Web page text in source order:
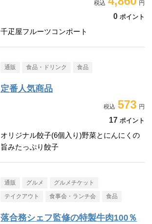
0 ポイント
千疋屋フルーツコンポート
通販 食品・ドリンク 食品
定番人気商品
573
17 ポイント
オリジナル餃子(6個入り)野菜とにんにくの
旨みたっぷり餃子
通販 グルメ グルメチケット
テイクアウト 食事会・ランチ会 食品
落合務シェフ監修の特製牛肉100％